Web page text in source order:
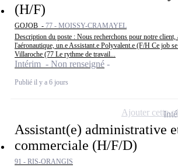
(H/F)
GOJOB - 77 - MOISSY-CRAMAYEL
Description du poste : Nous recherchons pour notre client,
l'aéronautique, un.e Assistant.e Polyvalent.e (F/H Ce job
Villaroche (77 Le rythme de travail...
Intérim - Non renseigné
Publié il y a 6 jours
Assistant(e) administrative
commerciale (H/F/D)
91 - RIS-ORANGIS
Ajouter cette